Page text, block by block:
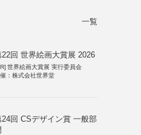
一覧
22回 世界絵画大賞展 2026
世界絵画大賞展 実行委員会
：株式会社世界堂
24回 CSデザイン賞 一般部